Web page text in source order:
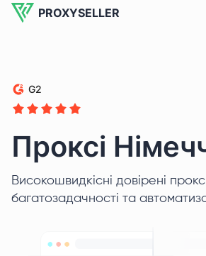
PROXYSELLER
G2
Проксі
Високошвидкісні довірені
багатозадачності та